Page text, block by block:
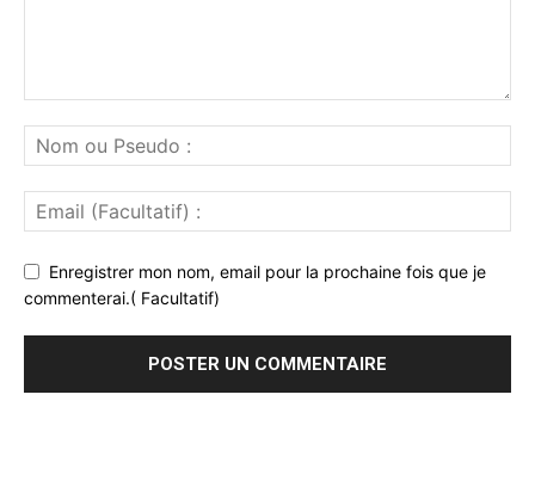
Enregistrer mon nom, email pour la prochaine fois que je
commenterai.( Facultatif)